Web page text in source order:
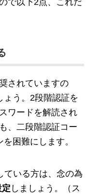
されていますの
ょう。2段階認証を
ワードを解読され
、二段階認証コー
困難にします。
ている方は、念の為
しましょう。（ス